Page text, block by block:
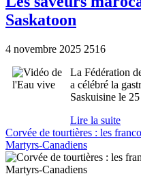
Saskatoon
4 novembre 2025 2516
La Fédération
a célébré la
Saskuisine le
Lire la suite
Corvée de tourtières : les
Martyrs-Canadiens